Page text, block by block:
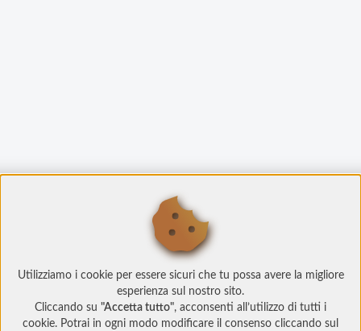
Utilizziamo i cookie per essere sicuri che tu possa avere la migliore
esperienza sul nostro sito.
Cliccando su "Accetta tutto", acconsenti all’utilizzo di tutti i
cookie. Potrai in ogni modo modificare il consenso cliccando sul